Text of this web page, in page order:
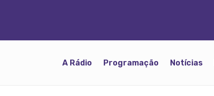
A Rádio Programação Notícias